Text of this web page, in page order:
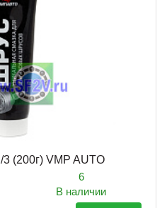
(200г) VMP AUTO
6
В наличии